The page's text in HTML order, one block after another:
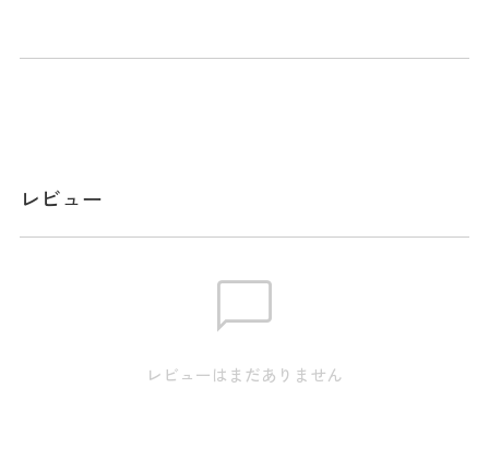
は全く違う素材と存在感が特徴の、2025年限定デザインのロ
グです。同シリーズでお揃いコーデが楽しめる、シューズケ
ース、カートバッグバッグ、ボールケースまで、多数ご用意
メーカー品番：053-5981200
レビュー
レビューはまだありません